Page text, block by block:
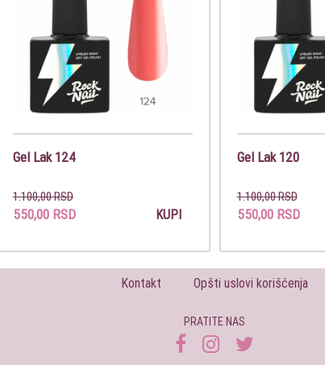
Gel Lak 124
1.100,00 RSD
550,00 RSD KUPI
Gel Lak 120
1.100,00 RSD
550,00 RSD
Kontakt Opšti uslovi korišćenja
PRATITE NAS